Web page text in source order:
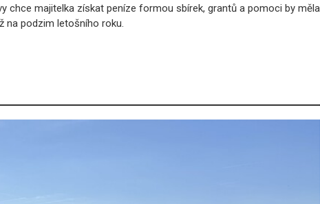
chce majitelka získat peníze formou sbírek, grantů a pomoci by měla
na podzim letošního roku.